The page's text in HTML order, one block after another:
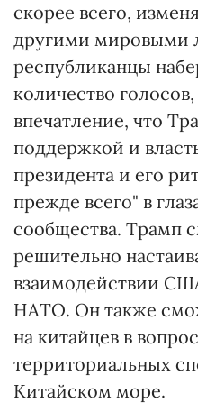
скорее всего,
другими мировыми
республиканцы
количество
впечатление, что
поддержкой и
президента и его
прежде всего" в
сообщества. Трамп
решительно
взаимодействии
НАТО. Он также
на китайцев в
территориальных
Китайском море.